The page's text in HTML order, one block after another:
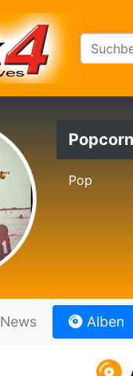
Pop
News Alben